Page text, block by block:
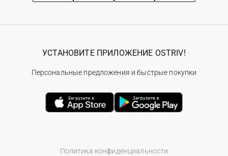
Политика конфиденциальности
УСТАНОВИТЕ ПРИЛОЖЕНИЕ OSTRIV!
Персональные предложения и быстрые покупки